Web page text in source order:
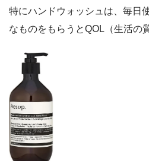
特にハンドウォッシュは、毎日
なものをもらうとQOL（生活の